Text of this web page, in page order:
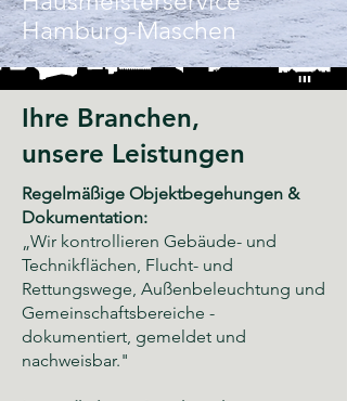
Hamburg-Maschen
Ihre Branchen,
unsere Leistungen
Regelmäßige Objektbegehungen &
Dokumentation:
„Wir kontrollieren Gebäude- und
Technikflächen, Flucht- und
Rettungswege, Außenbeleuchtung und
Gemeinschaftsbereiche -
dokumentiert, gemeldet und
nachweisbar."